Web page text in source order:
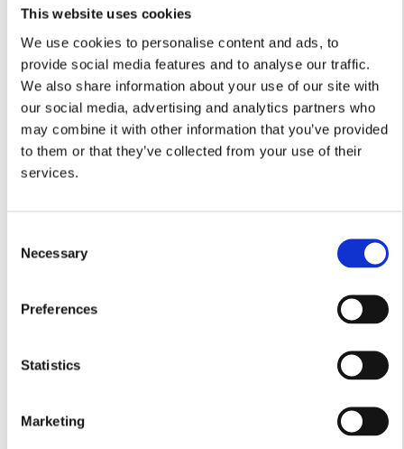
This website uses cookies
We use cookies to personalise content and ads, to
provide social media features and to analyse our traffic.
We also share information about your use of our site with
our social media, advertising and analytics partners who
may combine it with other information that you’ve provided
to them or that they’ve collected from your use of their
services.
Selection
Necessary
Preferences
Statistics
Marketing
Karta informacyjna żagiel mocowany w narożnikach mesh
Koszty dostawy
Kraj wysyłki: